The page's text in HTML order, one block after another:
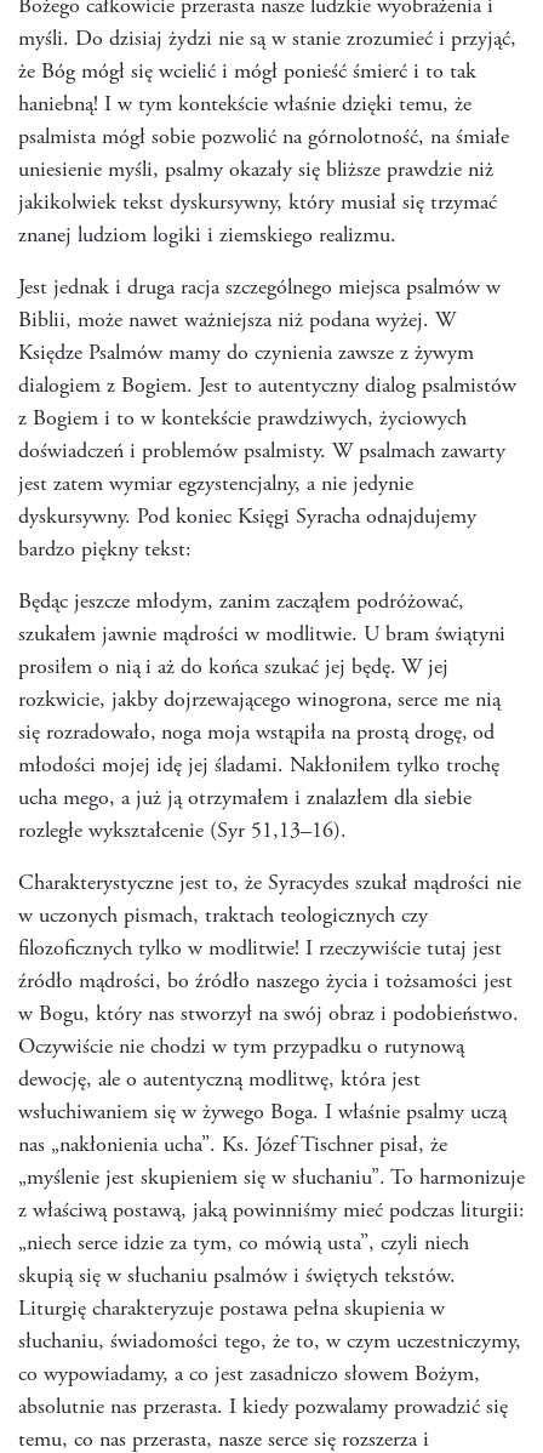
Bożego całkowicie przerasta nasze ludzkie wyobrażenia i
myśli. Do dzisiaj żydzi nie są w stanie zrozumieć i przyjąć,
że Bóg mógł się wcielić i mógł ponieść śmierć i to tak
haniebną! I w tym kontekście właśnie dzięki temu, że
psalmista mógł sobie pozwolić na górnolotność, na śmiałe
uniesienie myśli, psalmy okazały się bliższe prawdzie niż
jakikolwiek tekst dyskursywny, który musiał się trzymać
znanej ludziom logiki i ziemskiego realizmu.
Jest jednak i druga racja szczególnego miejsca psalmów w
Biblii, może nawet ważniejsza niż podana wyżej. W
Księdze Psalmów mamy do czynienia zawsze z żywym
dialogiem z Bogiem. Jest to autentyczny dialog psalmistów
z Bogiem i to w kontekście prawdziwych, życiowych
doświadczeń i problemów psalmisty. W psalmach zawarty
jest zatem wymiar egzystencjalny, a nie jedynie
dyskursywny. Pod koniec Księgi Syracha odnajdujemy
bardzo piękny tekst:
Będąc jeszcze młodym, zanim zacząłem podróżować,
szukałem jawnie mądrości w modlitwie. U bram świątyni
prosiłem o nią i aż do końca szukać jej będę. W jej
rozkwicie, jakby dojrzewającego winogrona, serce me nią
się rozradowało, noga moja wstąpiła na prostą drogę, od
młodości mojej idę jej śladami. Nakłoniłem tylko trochę
ucha mego, a już ją otrzymałem i znalazłem dla siebie
rozległe wykształcenie (Syr 51,13–16).
Charakterystyczne jest to, że Syracydes szukał mądrości nie
w uczonych pismach, traktach teologicznych czy
filozoficznych tylko w modlitwie! I rzeczywiście tutaj jest
źródło mądrości, bo źródło naszego życia i tożsamości jest
w Bogu, który nas stworzył na swój obraz i podobieństwo.
Oczywiście nie chodzi w tym przypadku o rutynową
dewocję, ale o autentyczną modlitwę, która jest
wsłuchiwaniem się w żywego Boga. I właśnie psalmy uczą
nas „nakłonienia ucha”. Ks. Józef Tischner pisał, że
„myślenie jest skupieniem się w słuchaniu”. To harmonizuje
z właściwą postawą, jaką powinniśmy mieć podczas liturgii:
„niech serce idzie za tym, co mówią usta”, czyli niech
skupią się w słuchaniu psalmów i świętych tekstów.
Liturgię charakteryzuje postawa pełna skupienia w
słuchaniu, świadomości tego, że to, w czym uczestniczymy,
co wypowiadamy, a co jest zasadniczo słowem Bożym,
absolutnie nas przerasta. I kiedy pozwalamy prowadzić się
temu, co nas przerasta, nasze serce się rozszerza i